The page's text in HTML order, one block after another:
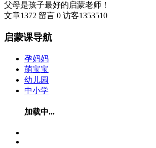
父母是孩子最好的启蒙老师！
文章1372 留言 0 访客1353510
启蒙课导航
孕妈妈
萌宝宝
幼儿园
中小学
加载中...